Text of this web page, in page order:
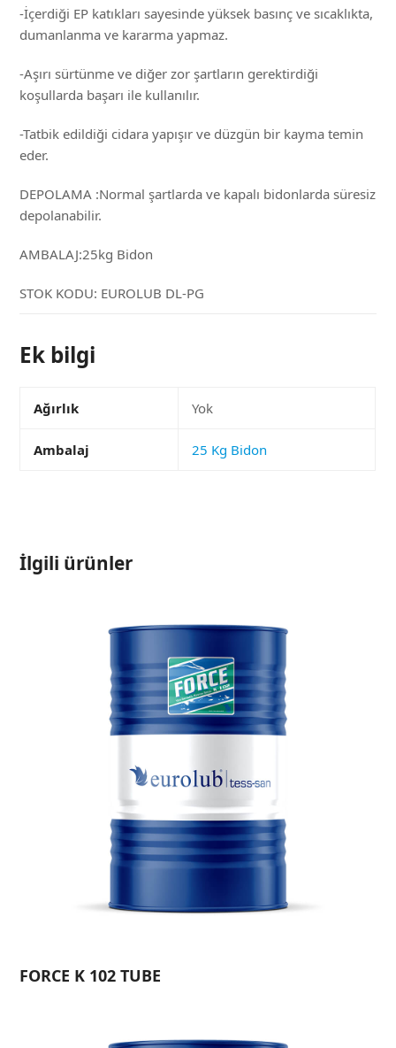
-İçerdiği EP katıkları sayesinde yüksek basınç ve sıcaklıkta,
dumanlanma ve kararma yapmaz.
-Aşırı sürtünme ve diğer zor şartların gerektirdiği
koşullarda başarı ile kullanılır.
-Tatbik edildiği cidara yapışır ve düzgün bir kayma temin
eder.
DEPOLAMA :Normal şartlarda ve kapalı bidonlarda süresiz
depolanabilir.
AMBALAJ:25kg Bidon
STOK KODU: EUROLUB DL-PG
Ek bilgi
Ağırlık Yok
Ambalaj 25 Kg Bidon
İlgili ürünler
FORCE K 102 TUBE